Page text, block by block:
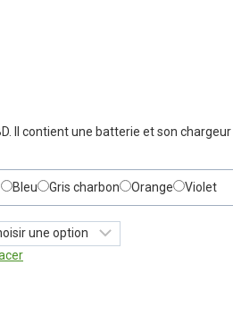
Il contient une batterie et son
Bleu Gris charbon Orange Violet